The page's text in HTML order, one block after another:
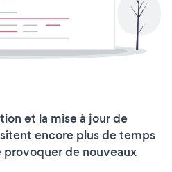
et la mise à jour de
encore plus de temps
de nouveaux